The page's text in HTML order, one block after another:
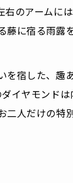
右のアームに
藤に宿る雨露
を宿した、趣
イヤモンド
二人だけの特